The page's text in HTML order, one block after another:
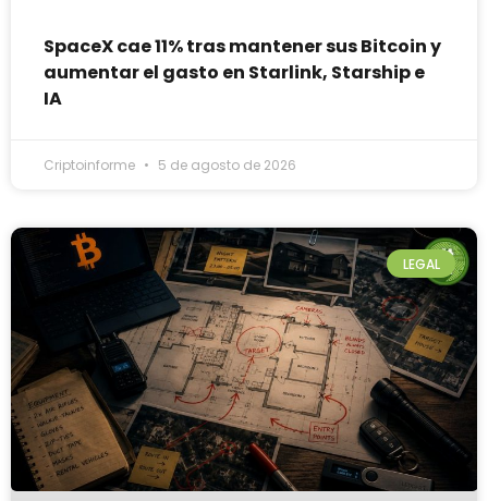
SpaceX cae 11% tras mantener sus Bitcoin y
aumentar el gasto en Starlink, Starship e
IA
Criptoinforme 5 de agosto de 2026
LEGAL